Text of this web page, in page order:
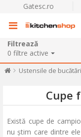
Gatesc.ro
Filtrează
0 filtre active
Ustensile de
Cupe
Există cupe de
nu știm care dintre